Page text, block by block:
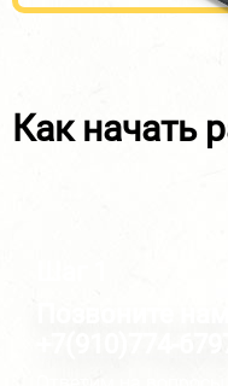
Как начать